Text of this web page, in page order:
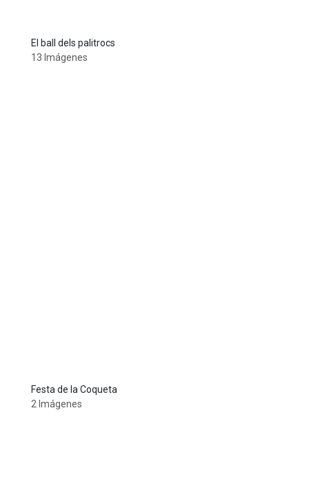
El ball dels palitrocs
13 Imágenes
Festa de la Coqueta
2 Imágenes